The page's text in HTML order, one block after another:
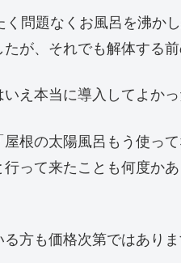
問題なくお風呂を沸か
が、それでも解体する
え本当に導入してよかっ
根の太陽風呂もう使っ
って来たことも何度か
方も価格次第ではあり